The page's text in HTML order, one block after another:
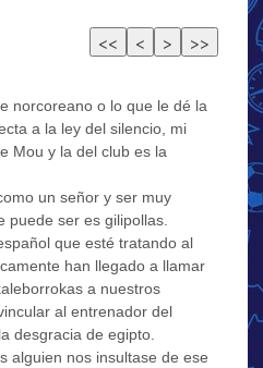
norcoreano o lo que le dé la
a la ley del silencio, mi
Mou y la del club es la
un señor y ser muy
puede ser es gilipollas.
que esté tratando al
han llegado a llamar
a nuestros
al entrenador del
desgracia de egipto.
alguien nos insultase de ese